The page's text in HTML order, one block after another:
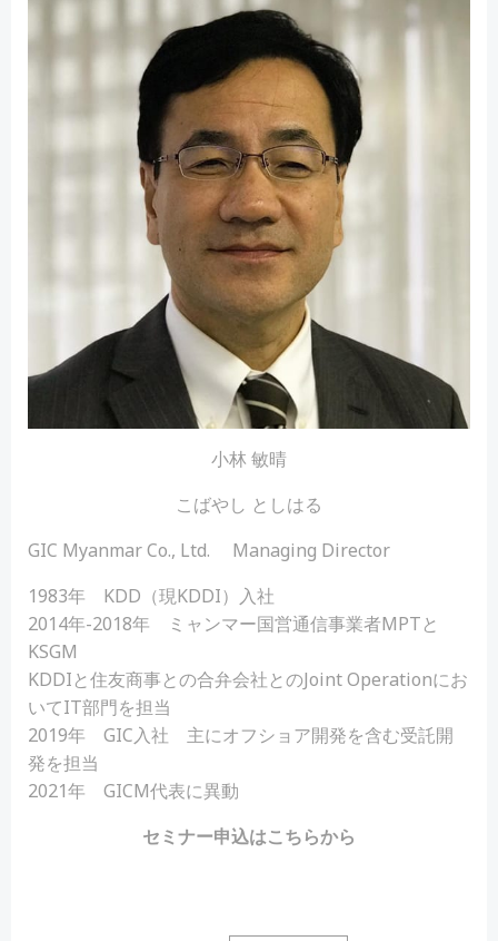
小林 敏晴
こばやし としはる
GIC Myanmar Co., Ltd. Managing Director
1983年 KDD（現KDDI）入社
2014年-2018年 ミャンマー国営通信事業者MPTと
KSGM
KDDIと住友商事との合弁会社とのJoint Operationにお
いてIT部門を担当
2019年 GIC入社 主にオフショア開発を含む受託開
発を担当
2021年 GICM代表に異動
セミナー申込はこちらから